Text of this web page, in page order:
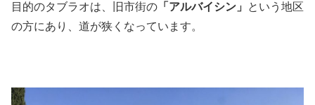
目的のタブラオは、旧市街の 「アルバイシン」
という地区
の方にあり、道が狭くなっています。